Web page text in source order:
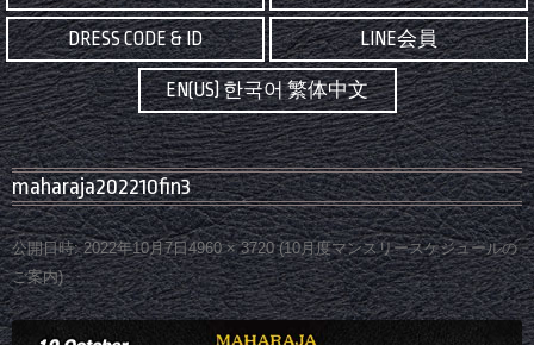
DRESS CODE & ID LINE会員
EN(US) 한국어 繁体中文
maharaja202210fin3
公開日時: 2022年10月7日4960 × 3720(10月度マンスリースケジュールの
ご案内)